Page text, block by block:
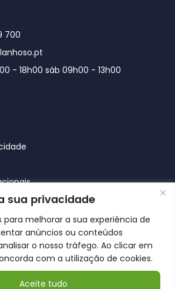
sua privacidade
para melhorar a sua experiência de
anúncios ou conteúdos
o nosso tráfego. Ao clicar em
com a utilização de cookies.
Aceite tudo
700
- 18h00 sáb 09h00 - 13h00